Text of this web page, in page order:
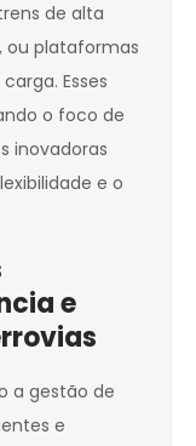
de alta
ou plataformas
Esses
o foco de
inovadoras
e o
e
a gestão de
e